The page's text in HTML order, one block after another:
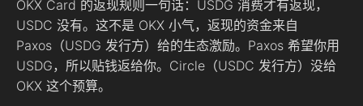
OKX Card 的返现规则一句话：USDG 消费才有返现，
USDC 没有。这不是 OKX 小气，返现的资金来自
Paxos（USDG 发行方）给的生态激励。Paxos 希望你用
USDG，所以贴钱返给你。Circle（USDC 发行方）没给
OKX 这个预算。